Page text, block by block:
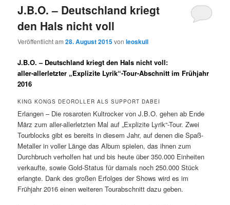
J.B.O. – Deutschland kriegt
den Hals nicht voll
Veröffentlicht am28. August 2015vonleoskull
J.B.O. – Deutschland kriegt den Hals nicht voll:
aller-allerletzter „Explizite Lyrik“-Tour-Abschnitt im Frühjahr
2016
KING KONGS DEOROLLER ALS SUPPORT DABEI
Erlangen – Die rosaroten Kultrocker von J.B.O. gehen ab Ende
März zum aller-allerletzten Mal auf „Explizite Lyrik“-Tour. Zwei
Tourblocks gibt es bereits in diesem Jahr, auf denen die Spaß-
Metaller in voller Länge das Album spielen, das ihnen zum
Durchbruch verholfen hat und bis heute über 350.000 Einheiten
verkaufte, sowie Gold-Status für damals noch 250.000 Stück
erlangte. Dank des großen Erfolges der Shows wird es im
Frühjahr 2016 einen weiteren Tourabschnitt dazu geben.